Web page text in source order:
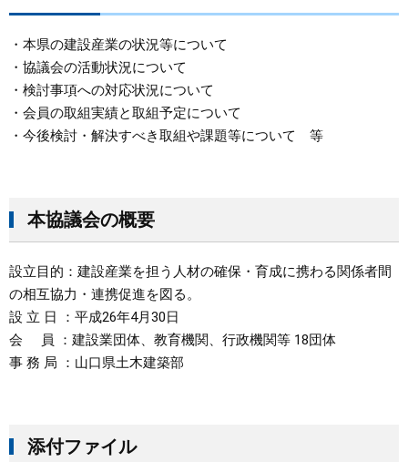
​・本県の建設産業の状況等について
・協議会の活動状況について
・検討事項への対応状況について
・会員の取組実績と取組予定について
・今後検討・解決すべき取組や課題等について 等
本協議会の概要
設立目的：建設産業を担う人材の確保・育成に携わる関係者間
の相互協力・連携促進を図る。
設 立 日 ：平成26年4月30日
会 員 ：建設業団体、教育機関、行政機関等 18団体
事 務 局 ：山口県土木建築部
添付ファイル